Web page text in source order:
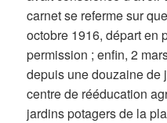
carnet se referme sur
octobre 1916, départ en
permission ; enfin, 2
depuis une douzaine de
centre de rééducation
jardins potagers de la